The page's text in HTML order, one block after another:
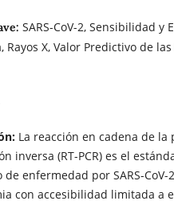
SARS-CoV-2, Sensibilidad y
Rayos X, Valor Predictivo de
La reacción en cadena de la
inversa (RT-PCR) es el
enfermedad por SARS-CoV-
con accesibilidad limitada a